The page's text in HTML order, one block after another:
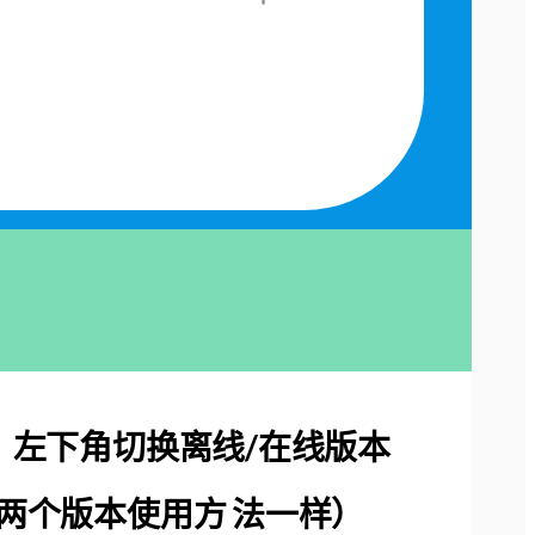
左下角切换离线/在线版本
个版本使用方 法一样）